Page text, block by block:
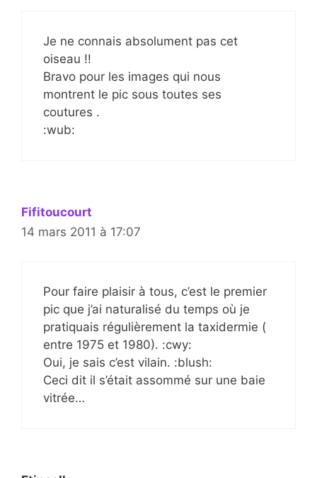
Je ne connais absolument pas cet
oiseau !!
Bravo pour les images qui nous
montrent le pic sous toutes ses
coutures .
:wub:
Fifitoucourt
14 mars 2011 à 17:07
Pour faire plaisir à tous, c’est le premier
pic que j’ai naturalisé du temps où je
pratiquais régulièrement la taxidermie (
entre 1975 et 1980). :cwy:
Oui, je sais c’est vilain. :blush:
Ceci dit il s’était assommé sur une baie
vitrée…